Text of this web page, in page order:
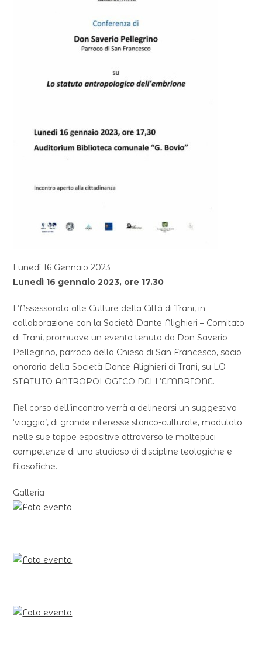
Lunedì 16 Gennaio 2023
Lunedì 16 gennaio 2023, ore 17.30
L’Assessorato alle Culture della Città di Trani, in
collaborazione con la Società Dante Alighieri – Comitato
di Trani, promuove un evento tenuto da Don Saverio
Pellegrino, parroco della Chiesa di San Francesco, socio
onorario della Società Dante Alighieri di Trani, su LO
STATUTO ANTROPOLOGICO DELL’EMBRIONE.
Nel corso dell’incontro verrà a delinearsi un suggestivo
‘viaggio’, di grande interesse storico-culturale, modulato
nelle sue tappe espositive attraverso le molteplici
competenze di uno studioso di discipline teologiche e
filosofiche.
Galleria